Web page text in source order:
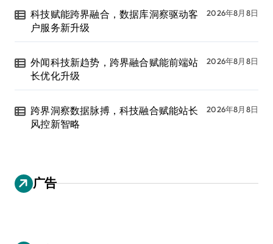
科技赋能跨界融合，数据库洞察驱动客
户服务新升级
2026年8月8日
外闻科技新趋势，跨界融合赋能前端站
长优化升级
2026年8月8日
跨界洞察数据脉搏，科技融合赋能站长
风控新智略
2026年8月8日
广告